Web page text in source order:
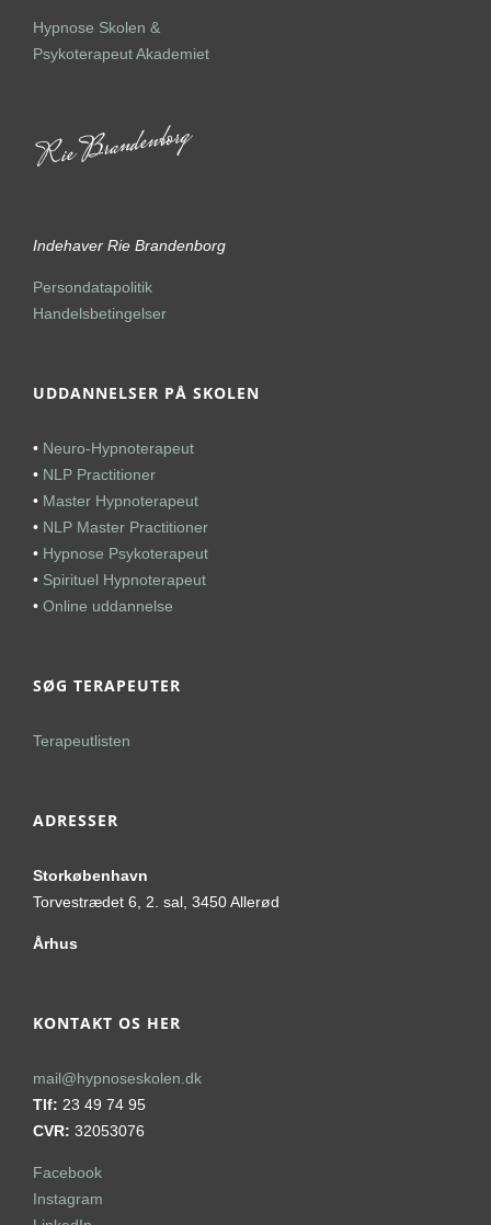
Hypnose Skolen &
Psykoterapeut Akademiet
Indehaver Rie Brandenborg
Persondatapolitik
Handelsbetingelser
UDDANNELSER PÅ SKOLEN
• Neuro-Hypnoterapeut
• NLP Practitioner
• Master Hypnoterapeut
• NLP Master Practitioner
• Hypnose Psykoterapeut
• Spirituel Hypnoterapeut
• Online uddannelse
SØG TERAPEUTER
Terapeutlisten
ADRESSER
Storkøbenhavn
Torvestrædet 6, 2. sal, 3450 Allerød
Århus
KONTAKT OS HER
mail@hypnoseskolen.dk
Tlf: 23 49 74 95
CVR: 32053076
Facebook
Instagram